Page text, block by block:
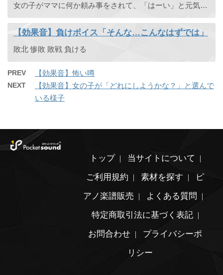
女の子がママに何か頼み事をされて、「はーい」と元気に返事するシチュエーションの声素材です。
【効果音】負けボイス「そんな…こんなはずでは」
敗北 惨敗 敗戦 負ける
PREV 【効果音】怖い噂
NEXT
【効果音】女の子が「どれにしようかな？」と選んで
いる様子
トップ
当サイトについて
ご利用規約
素材を探す
ピ
アノ楽譜販売
よくある質問
特定商取引法に基づく表記
お問合わせ
プライバシーポ
リシー